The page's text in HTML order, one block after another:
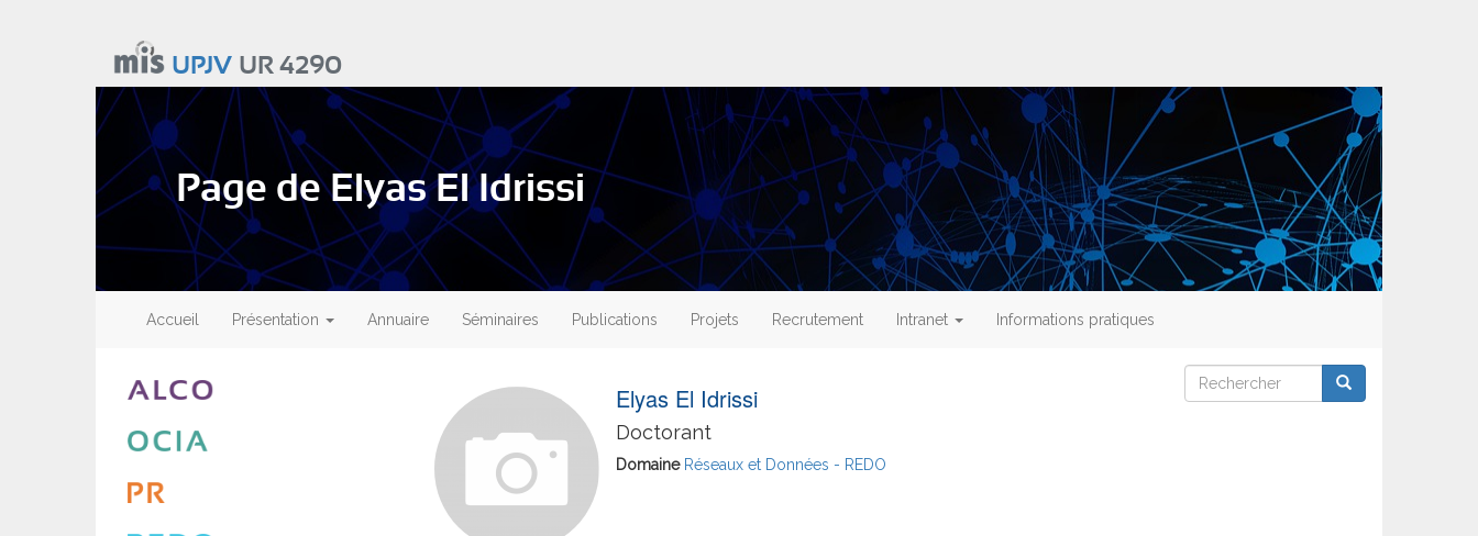
UPJVUR 4290
Page de Elyas El Idrissi
Main
navigation
Accueil Présentation Annuaire Séminaires Publications Projets Recrutement Intranet Informations pratiques
Elyas El Idrissi
Doctorant
Domaine Réseaux et Données - REDO
Rechercher
Rechercher Rechercher